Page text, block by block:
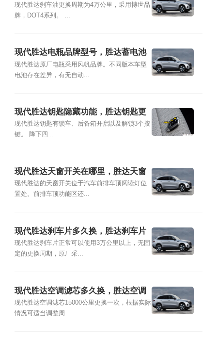
品牌型号及更换教程
现代胜达刹车油更换周期为4万公里，采用博世品
牌，DOT4系列。 ...
现代胜达电瓶品牌型号，胜达蓄电池
怎么更换教程
现代胜达原厂电瓶采用风帆品牌。不同版本车型
电池存在差异，有无自动...
现代胜达钥匙隐藏功能，胜达钥匙更
换电池图解
现代胜达钥匙有锁车、后备箱开启以及解锁3个按
键。 降下四...
现代胜达天窗开关在哪里，胜达天窗
尺寸多大
现代胜达的天窗开关位于汽车前排车顶阅读灯位
置处。前排车顶功能区还...
现代胜达刹车片多久换，胜达刹车片
品牌型号及更换教程
现代胜达刹车片正常可以使用3万公里以上，无固
定的更换周期，原厂采...
现代胜达空调滤芯多久换，胜达空调
滤芯位置及更换教程
现代胜达空调滤芯15000公里更换一次，根据实际
情况可适当调整周...